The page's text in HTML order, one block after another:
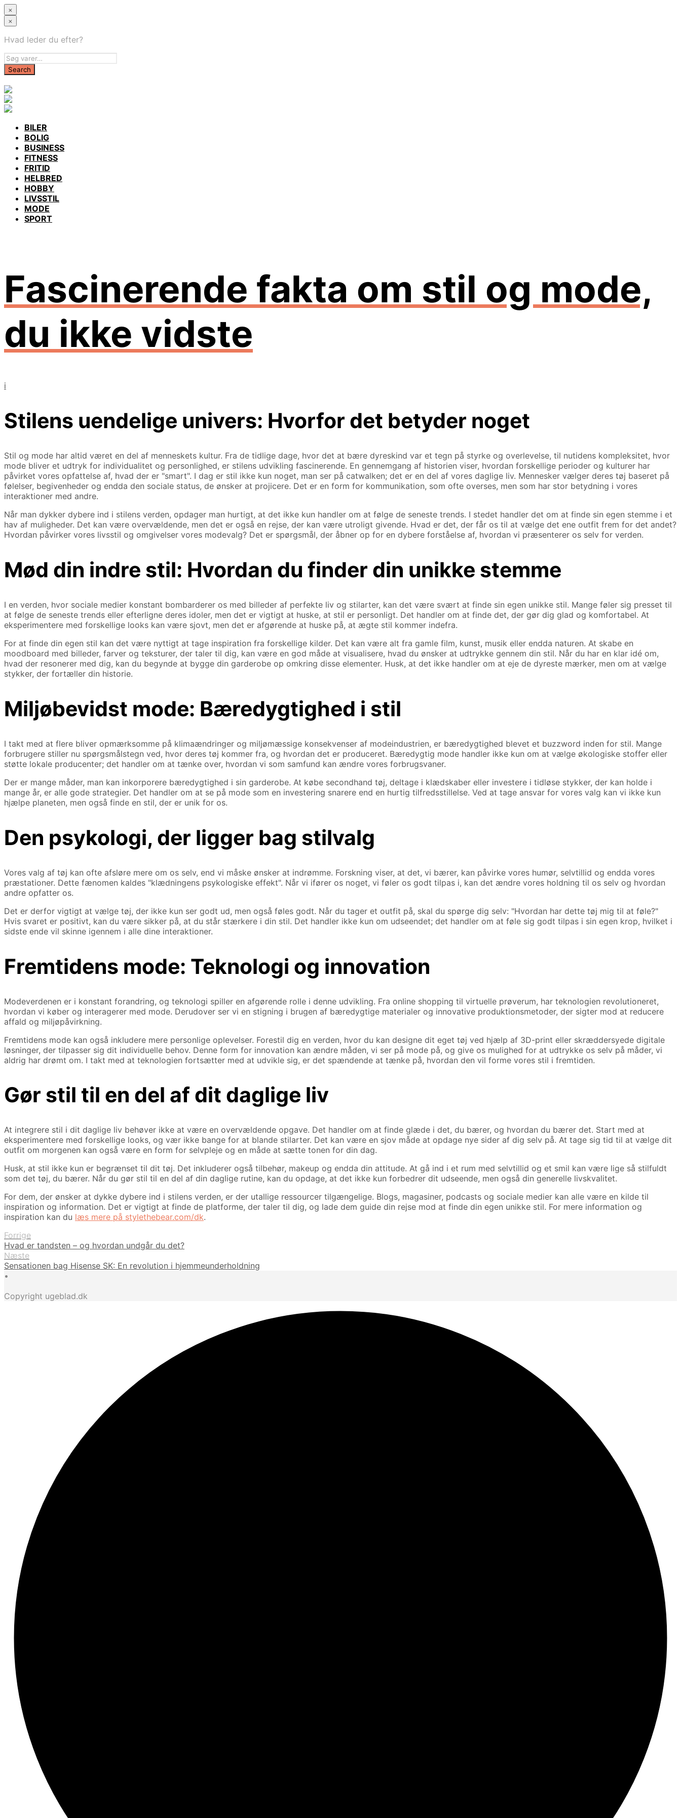
×
×
Hvad leder du efter?
BILER
BOLIG
BUSINESS
FITNESS
FRITID
HELBRED
HOBBY
LIVSSTIL
MODE
SPORT
Fascinerende fakta om stil og mode,
du ikke vidste
i
Stilens uendelige univers: Hvorfor det betyder noget
Stil og mode har altid været en del af menneskets kultur. Fra de tidlige dage, hvor det at bære dyreskind var et tegn på styrke og overlevelse, til nutidens kompleksitet, hvor
mode bliver et udtryk for individualitet og personlighed, er stilens udvikling fascinerende. En gennemgang af historien viser, hvordan forskellige perioder og kulturer har
påvirket vores opfattelse af, hvad der er "smart". I dag er stil ikke kun noget, man ser på catwalken; det er en del af vores daglige liv. Mennesker vælger deres tøj baseret på
følelser, begivenheder og endda den sociale status, de ønsker at projicere. Det er en form for kommunikation, som ofte overses, men som har stor betydning i vores
interaktioner med andre.
Når man dykker dybere ind i stilens verden, opdager man hurtigt, at det ikke kun handler om at følge de seneste trends. I stedet handler det om at finde sin egen stemme i et
hav af muligheder. Det kan være overvældende, men det er også en rejse, der kan være utroligt givende. Hvad er det, der får os til at vælge det ene outfit frem for det andet?
Hvordan påvirker vores livsstil og omgivelser vores modevalg? Det er spørgsmål, der åbner op for en dybere forståelse af, hvordan vi præsenterer os selv for verden.
Mød din indre stil: Hvordan du finder din unikke stemme
I en verden, hvor sociale medier konstant bombarderer os med billeder af perfekte liv og stilarter, kan det være svært at finde sin egen unikke stil. Mange føler sig presset til
at følge de seneste trends eller efterligne deres idoler, men det er vigtigt at huske, at stil er personligt. Det handler om at finde det, der gør dig glad og komfortabel. At
eksperimentere med forskellige looks kan være sjovt, men det er afgørende at huske på, at ægte stil kommer indefra.
For at finde din egen stil kan det være nyttigt at tage inspiration fra forskellige kilder. Det kan være alt fra gamle film, kunst, musik eller endda naturen. At skabe en
moodboard med billeder, farver og teksturer, der taler til dig, kan være en god måde at visualisere, hvad du ønsker at udtrykke gennem din stil. Når du har en klar idé om,
hvad der resonerer med dig, kan du begynde at bygge din garderobe op omkring disse elementer. Husk, at det ikke handler om at eje de dyreste mærker, men om at vælge
stykker, der fortæller din historie.
Miljøbevidst mode: Bæredygtighed i stil
I takt med at flere bliver opmærksomme på klimaændringer og miljømæssige konsekvenser af modeindustrien, er bæredygtighed blevet et buzzword inden for stil. Mange
forbrugere stiller nu spørgsmålstegn ved, hvor deres tøj kommer fra, og hvordan det er produceret. Bæredygtig mode handler ikke kun om at vælge økologiske stoffer eller
støtte lokale producenter; det handler om at tænke over, hvordan vi som samfund kan ændre vores forbrugsvaner.
Der er mange måder, man kan inkorporere bæredygtighed i sin garderobe. At købe secondhand tøj, deltage i klædskaber eller investere i tidløse stykker, der kan holde i
mange år, er alle gode strategier. Det handler om at se på mode som en investering snarere end en hurtig tilfredsstillelse. Ved at tage ansvar for vores valg kan vi ikke kun
hjælpe planeten, men også finde en stil, der er unik for os.
Den psykologi, der ligger bag stilvalg
Vores valg af tøj kan ofte afsløre mere om os selv, end vi måske ønsker at indrømme. Forskning viser, at det, vi bærer, kan påvirke vores humør, selvtillid og endda vores
præstationer. Dette fænomen kaldes "klædningens psykologiske effekt". Når vi ifører os noget, vi føler os godt tilpas i, kan det ændre vores holdning til os selv og hvordan
andre opfatter os.
Det er derfor vigtigt at vælge tøj, der ikke kun ser godt ud, men også føles godt. Når du tager et outfit på, skal du spørge dig selv: "Hvordan har dette tøj mig til at føle?"
Hvis svaret er positivt, kan du være sikker på, at du står stærkere i din stil. Det handler ikke kun om udseendet; det handler om at føle sig godt tilpas i sin egen krop, hvilket i
sidste ende vil skinne igennem i alle dine interaktioner.
Fremtidens mode: Teknologi og innovation
Modeverdenen er i konstant forandring, og teknologi spiller en afgørende rolle i denne udvikling. Fra online shopping til virtuelle prøverum, har teknologien revolutioneret,
hvordan vi køber og interagerer med mode. Derudover ser vi en stigning i brugen af bæredygtige materialer og innovative produktionsmetoder, der sigter mod at reducere
affald og miljøpåvirkning.
Fremtidens mode kan også inkludere mere personlige oplevelser. Forestil dig en verden, hvor du kan designe dit eget tøj ved hjælp af 3D-print eller skræddersyede digitale
løsninger, der tilpasser sig dit individuelle behov. Denne form for innovation kan ændre måden, vi ser på mode på, og give os mulighed for at udtrykke os selv på måder, vi
aldrig har drømt om. I takt med at teknologien fortsætter med at udvikle sig, er det spændende at tænke på, hvordan den vil forme vores stil i fremtiden.
Gør stil til en del af dit daglige liv
At integrere stil i dit daglige liv behøver ikke at være en overvældende opgave. Det handler om at finde glæde i det, du bærer, og hvordan du bærer det. Start med at
eksperimentere med forskellige looks, og vær ikke bange for at blande stilarter. Det kan være en sjov måde at opdage nye sider af dig selv på. At tage sig tid til at vælge dit
outfit om morgenen kan også være en form for selvpleje og en måde at sætte tonen for din dag.
Husk, at stil ikke kun er begrænset til dit tøj. Det inkluderer også tilbehør, makeup og endda din attitude. At gå ind i et rum med selvtillid og et smil kan være lige så stilfuldt
som det tøj, du bærer. Når du gør stil til en del af din daglige rutine, kan du opdage, at det ikke kun forbedrer dit udseende, men også din generelle livskvalitet.
For dem, der ønsker at dykke dybere ind i stilens verden, er der utallige ressourcer tilgængelige. Blogs, magasiner, podcasts og sociale medier kan alle være en kilde til
inspiration og information. Det er vigtigt at finde de platforme, der taler til dig, og lade dem guide din rejse mod at finde din egen unikke stil. For mere information og
inspiration kan du læs mere på stylethebear.com/dk.
Forrige
Hvad er tandsten – og hvordan undgår du det?
Næste
Sensationen bag Hisense SK: En revolution i hjemmeunderholdning
•
Copyright ugeblad.dk